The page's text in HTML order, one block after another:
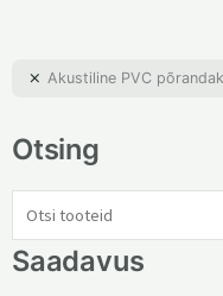
Akustiline PVC
Otsing
Saadavus